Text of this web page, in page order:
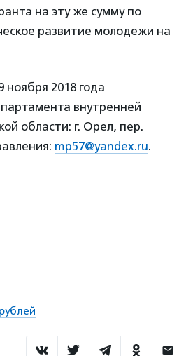
на эту же сумму по
развитие молодежи на
ноября 2018 года
внутренней
области: г. Орел, пер.
mp57@yandex.ru.